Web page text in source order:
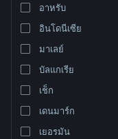
ชมเว็บไซต์สำหรับเดสก์ท็อป
อาหรับ
อินโดนีเซีย
มาเลย์
บัลแกเรีย
เช็ก
เดนมาร์ก
เยอรมัน